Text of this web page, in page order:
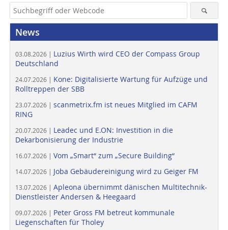
News
03.08.2026 | Luzius Wirth wird CEO der Compass Group
Deutschland
24.07.2026 | Kone: Digitalisierte Wartung für Aufzüge und
Rolltreppen der SBB
23.07.2026 | scanmetrix.fm ist neues Mitglied im CAFM
RING
20.07.2026 | Leadec und E.ON: Investition in die
Dekarbonisierung der Industrie
16.07.2026 | Vom „Smart“ zum „Secure Building“
14.07.2026 | Joba Gebäudereinigung wird zu Geiger FM
13.07.2026 | Apleona übernimmt dänischen Multitechnik-
Dienstleister Andersen & Heegaard
09.07.2026 | Peter Gross FM betreut kommunale
Liegenschaften für Tholey